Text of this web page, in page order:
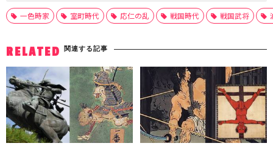
一色時家 室町時代 応仁の乱 戦国時代 戦国武将
RELATED 関連する記事